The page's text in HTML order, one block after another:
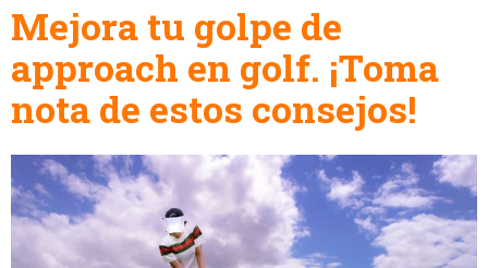
Mejora tu golpe de
approach en golf. ¡Toma
nota de estos consejos!